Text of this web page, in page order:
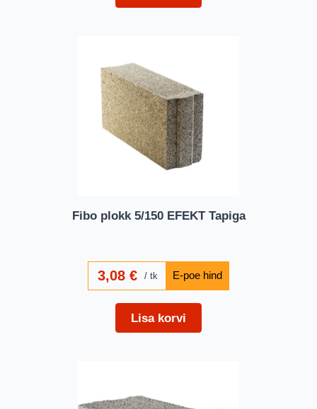
Fibo plokk 5/150 EFEKT Tapiga
3,08€ tk
Lisa korvi